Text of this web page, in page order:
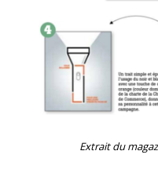
Extrait du